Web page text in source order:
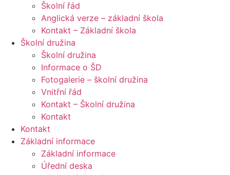
Školní řád
Anglická verze – základní škola
Kontakt – Základní škola
Školní družina
Školní družina
Informace o ŠD
Fotogalerie – školní družina
Vnitřní řád
Kontakt – Školní družina
Kontakt
Kontakt
Základní informace
Základní informace
Úřední deska